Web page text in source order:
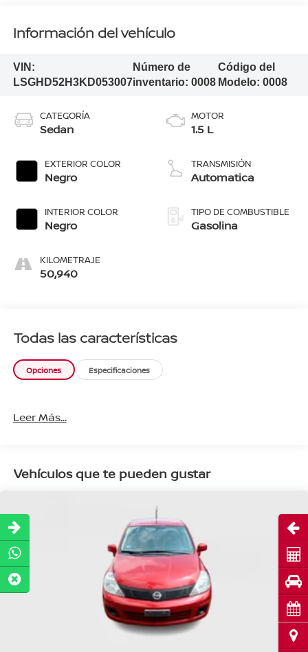
Información del vehículo
VIN:
LSGHD52H3KD053007
Número de
inventario: 0008
Código del
Modelo:0008
CATEGORÍA
Sedan
EXTERIOR COLOR
Negro
INTERIOR COLOR
Negro
KILOMETRAJE
50,940
MOTOR
1.5 L
TRANSMISIÓN
Automatica
TIPO DE COMBUSTIBLE
Gasolina
Todas las características
Opciones Especificaciones
Leer Más...
Vehículos que te pueden gustar